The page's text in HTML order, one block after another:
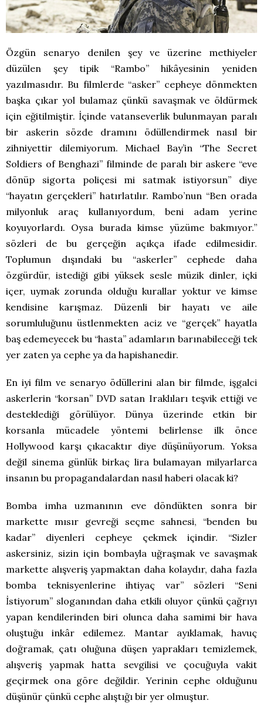
Özgün senaryo denilen şey ve üzerine methiyeler
düzülen şey tipik “Rambo” hikâyesinin yeniden
yazılmasıdır. Bu filmlerde “asker” cepheye dönmekten
başka çıkar yol bulamaz çünkü savaşmak ve öldürmek
için eğitilmiştir. İçinde vatanseverlik bulunmayan paralı
bir askerin sözde dramını ödüllendirmek nasıl bir
zihniyettir dilemiyorum. Michael Bay’in “The Secret
Soldiers of Benghazi” filminde de paralı bir askere “eve
dönüp sigorta poliçesi mi satmak istiyorsun” diye
“hayatın gerçekleri” hatırlatılır. Rambo’nun “Ben orada
milyonluk araç kullanıyordum, beni adam yerine
koyuyorlardı. Oysa burada kimse yüzüme bakmıyor.’’
sözleri de bu gerçeğin açıkça ifade edilmesidir.
Toplumun dışındaki bu “askerler” cephede daha
özgürdür, istediği gibi yüksek sesle müzik dinler, içki
içer, uymak zorunda olduğu kurallar yoktur ve kimse
kendisine karışmaz. Düzenli bir hayatı ve aile
sorumluluğunu üstlenmekten aciz ve “gerçek” hayatla
baş edemeyecek bu “hasta” adamların barınabileceği tek
yer zaten ya cephe ya da hapishanedir.
En iyi film ve senaryo ödüllerini alan bir filmde, işgalci
askerlerin “korsan” DVD satan Iraklıları teşvik ettiği ve
desteklediği görülüyor. Dünya üzerinde etkin bir
korsanla mücadele yöntemi belirlense ilk önce
Hollywood karşı çıkacaktır diye düşünüyorum. Yoksa
değil sinema günlük birkaç lira bulamayan milyarlarca
insanın bu propagandalardan nasıl haberi olacak ki?
Bomba imha uzmanının eve döndükten sonra bir
markette mısır gevreği seçme sahnesi, “benden bu
kadar’’ diyenleri cepheye çekmek içindir. “Sizler
askersiniz, sizin için bombayla uğraşmak ve savaşmak
markette alışveriş yapmaktan daha kolaydır, daha fazla
bomba teknisyenlerine ihtiyaç var’’ sözleri “Seni
İstiyorum” sloganından daha etkili oluyor çünkü çağrıyı
yapan kendilerinden biri olunca daha samimi bir hava
oluştuğu inkâr edilemez. Mantar ayıklamak, havuç
doğramak, çatı oluğuna düşen yaprakları temizlemek,
alışveriş yapmak hatta sevgilisi ve çocuğuyla vakit
geçirmek ona göre değildir. Yerinin cephe olduğunu
düşünür çünkü cephe alıştığı bir yer olmuştur.